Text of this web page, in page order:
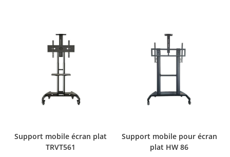
Support mobile écran plat
TRVT561
Support mobile pour écran
plat HW 86